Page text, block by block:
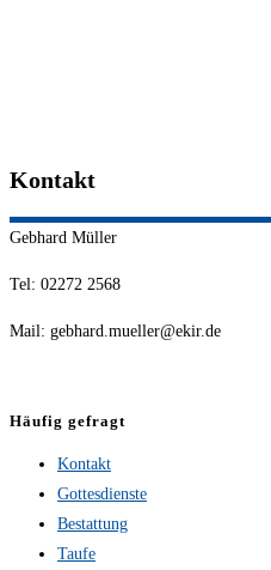
Kontakt
Gebhard Müller
Tel: 02272 2568
Mail: gebhard.mueller@ekir.de
Häufig gefragt
Kontakt
Gottesdienste
Bestattung
Taufe